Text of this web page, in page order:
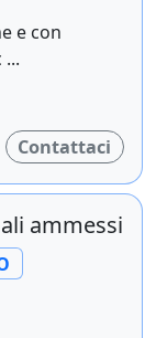
e con
Contattaci
ammessi